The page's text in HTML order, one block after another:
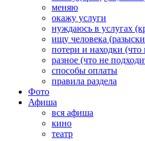
меняю
окажу услуги
нуждаюсь в услугах
ищу человека
потери и находки
разное (что не
способы оплаты
правила раздела
Фото
Афиша
вся афиша
кино
театр